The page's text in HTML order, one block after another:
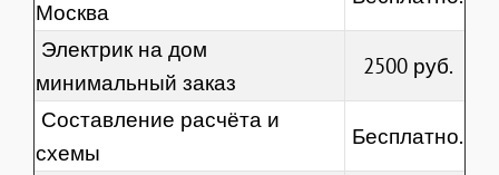
Москва
Электрик на дом
минимальный заказ
2500 руб.
Составление расчёта и
схемы
Бесплатно.